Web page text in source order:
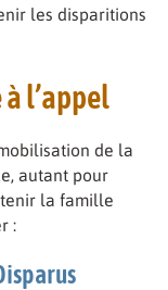
les disparitions
l’appel
de la
autant pour
la famille
: